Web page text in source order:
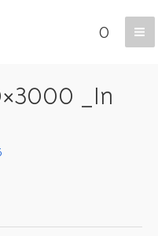
0
_In